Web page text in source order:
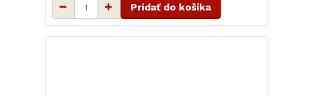
Pridať do košíka